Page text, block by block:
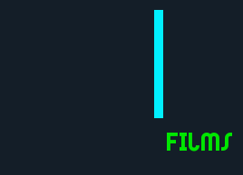
Films